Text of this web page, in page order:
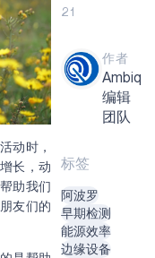
活动
投资者关系
消息
合作伙伴关系的成功亮点
为何选择 Ambiq
什么是边缘 AI？
资源
视频资料库
购买地点
动时，
长，动
助我们
友们的
21
作者
Ambiq
编辑
团队
标签
阿波罗
早期检测
能源效率
边缘设备